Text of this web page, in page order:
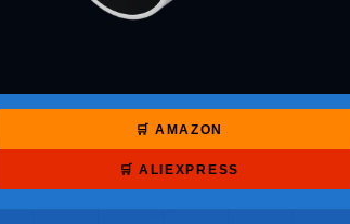
🛒 AMAZON
🛒 ALIEXPRESS